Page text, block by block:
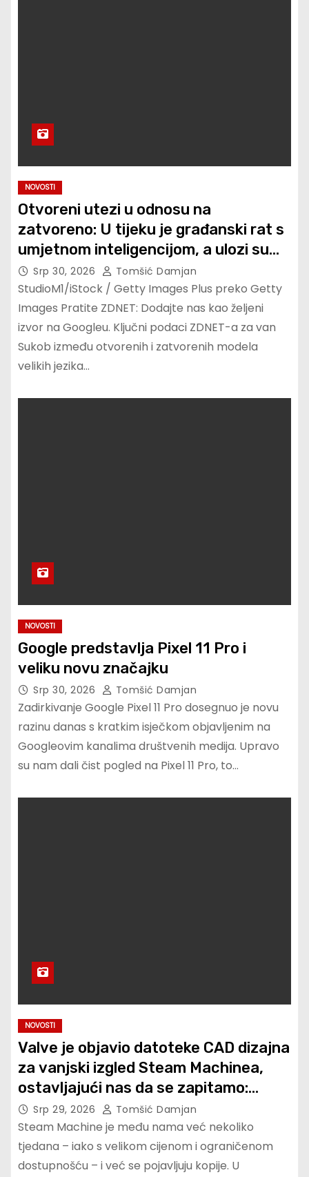
NOVOSTI
Otvoreni utezi u odnosu na
zatvoreno: U tijeku je građanski rat s
umjetnom inteligencijom, a ulozi su
egzistencijalni
Srp 30, 2026 Tomšić Damjan
StudioM1/iStock / Getty Images Plus preko Getty
Images Pratite ZDNET: Dodajte nas kao željeni
izvor na Googleu. Ključni podaci ZDNET-a za van
Sukob između otvorenih i zatvorenih modela
velikih jezika…
NOVOSTI
Google predstavlja Pixel 11 Pro i
veliku novu značajku
Srp 30, 2026 Tomšić Damjan
Zadirkivanje Google Pixel 11 Pro dosegnuo je novu
razinu danas s kratkim isječkom objavljenim na
Googleovim kanalima društvenih medija. Upravo
su nam dali čist pogled na Pixel 11 Pro, to…
NOVOSTI
Valve je objavio datoteke CAD dizajna
za vanjski izgled Steam Machinea,
ostavljajući nas da se zapitamo:
koliko je potrebno prije nego što
netko napravi GabeCube skin?
Srp 29, 2026 Tomšić Damjan
Steam Machine je među nama već nekoliko
tjedana – iako s velikom cijenom i ograničenom
dostupnošću – i već se pojavljuju kopije. U